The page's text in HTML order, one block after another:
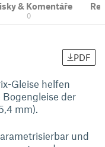
& Komentáře
0
PDF
Gleise helfen
der
mm).
und